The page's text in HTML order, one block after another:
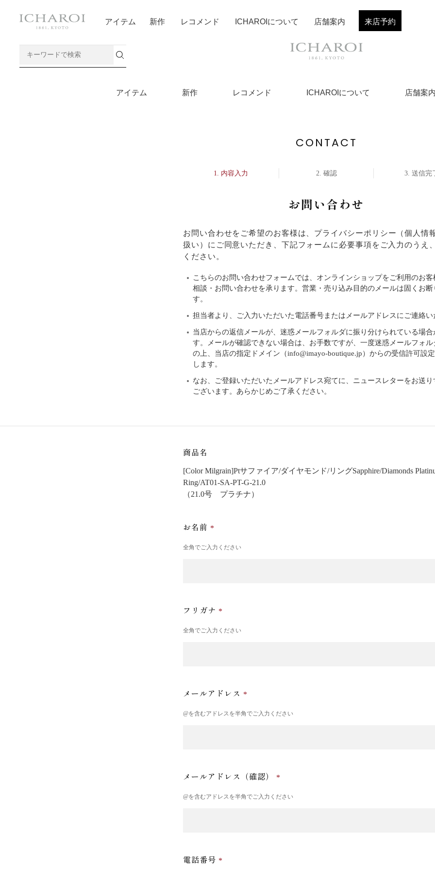
アイテム 新作 レコメンド ICHAROIについて 店舗案
アイテム 新作 レコメンド ICHAROIについて 店舗案内 来店予約
CONTACT
内容入力 確認 送信完
お問い合わせ
お問い合わせをご希望のお客様は、 プライバシーポリシー （個人情
扱い）にご同意いただき、下記フォームに必要事項をご入力のうえ
ください。
こちらのお問い合わせフォームでは、オンラインショップをご利用のお
相談・お問い合わせを承ります。営業・売り込み目的のメールは固くお
す。
担当者より、ご入力いただいた電話番号またはメールアドレスにご連絡
当店からの返信メールが、迷惑メールフォルダに振り分けられている場
す。メールが確認できない場合は、お手数ですが、一度迷惑メールフォ
の上、当店の指定ドメイン（info@imayo-boutique.jp）からの受信許可設
します。
なお、ご登録いただいたメールアドレス宛てに、ニュースレターをお送
ございます。あらかじめご了承ください。
商品名
[Color Milgrain]Ptサファイア/ダイヤモンド/リングSapphire/Diamonds
Ring/AT01-SA-PT-G-21.0
（21.0号 プラチナ）
お名前
全角でご入力ください
フリガナ
全角でご入力ください
メールアドレス
@を含むアドレスを半角でご入力ください
メールアドレス（確認）
@を含むアドレスを半角でご入力ください
電話番号